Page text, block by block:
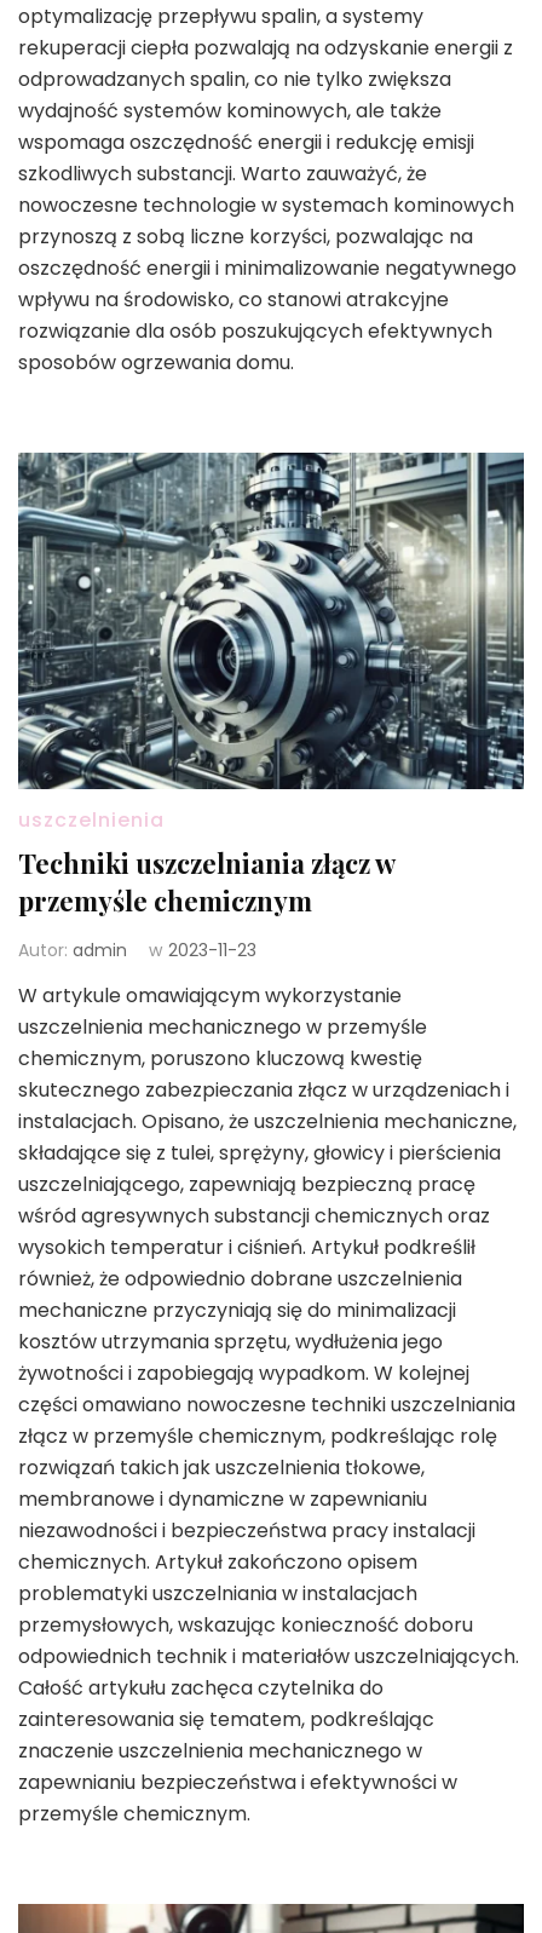
optymalizację przepływu spalin, a systemy
rekuperacji ciepła pozwalają na odzyskanie energii z
odprowadzanych spalin, co nie tylko zwiększa
wydajność systemów kominowych, ale także
wspomaga oszczędność energii i redukcję emisji
szkodliwych substancji. Warto zauważyć, że
nowoczesne technologie w systemach kominowych
przynoszą z sobą liczne korzyści, pozwalając na
oszczędność energii i minimalizowanie negatywnego
wpływu na środowisko, co stanowi atrakcyjne
rozwiązanie dla osób poszukujących efektywnych
sposobów ogrzewania domu.
uszczelnienia
Techniki uszczelniania złącz w
przemyśle chemicznym
Autor: admin w 2023-11-23
W artykule omawiającym wykorzystanie
uszczelnienia mechanicznego w przemyśle
chemicznym, poruszono kluczową kwestię
skutecznego zabezpieczania złącz w urządzeniach i
instalacjach. Opisano, że uszczelnienia mechaniczne,
składające się z tulei, sprężyny, głowicy i pierścienia
uszczelniającego, zapewniają bezpieczną pracę
wśród agresywnych substancji chemicznych oraz
wysokich temperatur i ciśnień. Artykuł podkreślił
również, że odpowiednio dobrane uszczelnienia
mechaniczne przyczyniają się do minimalizacji
kosztów utrzymania sprzętu, wydłużenia jego
żywotności i zapobiegają wypadkom. W kolejnej
części omawiano nowoczesne techniki uszczelniania
złącz w przemyśle chemicznym, podkreślając rolę
rozwiązań takich jak uszczelnienia tłokowe,
membranowe i dynamiczne w zapewnianiu
niezawodności i bezpieczeństwa pracy instalacji
chemicznych. Artykuł zakończono opisem
problematyki uszczelniania w instalacjach
przemysłowych, wskazując konieczność doboru
odpowiednich technik i materiałów uszczelniających.
Całość artykułu zachęca czytelnika do
zainteresowania się tematem, podkreślając
znaczenie uszczelnienia mechanicznego w
zapewnianiu bezpieczeństwa i efektywności w
przemyśle chemicznym.